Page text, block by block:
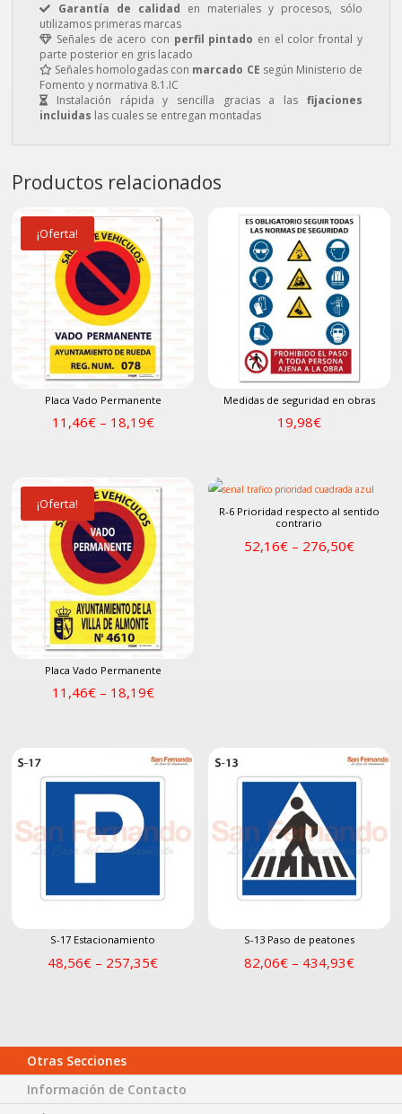
Garantía de calidad en materiales y procesos, sólo
utilizamos primeras marcas
Señales de acero con perfil pintado en el color frontal y
parte posterior en gris lacado
Señales homologadas con marcado CE según Ministerio de
Fomento y normativa 8.1.IC
Instalación rápida y sencilla gracias a las fijaciones
incluidas las cuales se entregan montadas
Productos relacionados
¡Oferta!
Placa Vado Permanente
11,46€– 18,19€
Medidas de seguridad en obras
19,98€
¡Oferta!
Placa Vado Permanente
11,46€– 18,19€
R-6 Prioridad respecto al sentido
contrario
52,16€– 276,50€
S-17 Estacionamiento
48,56€ – 257,35€
S-13 Paso de peatones
82,06€– 434,93€
Otras Secciones
Información de Contacto